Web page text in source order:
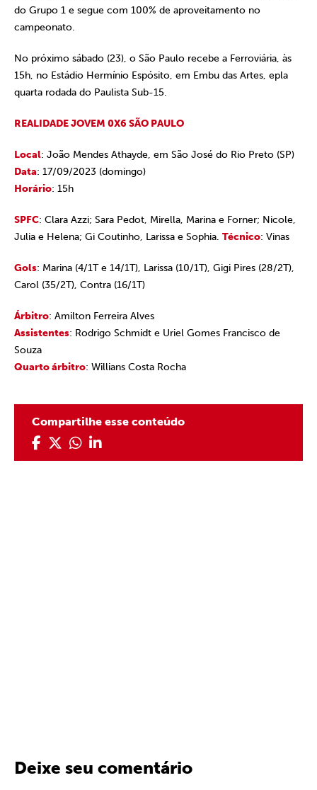
do Grupo 1 e segue com 100% de aproveitamento no
campeonato.
No próximo sábado (23), o São Paulo recebe a Ferroviária, às
15h, no Estádio Hermínio Espósito, em Embu das Artes, epla
quarta rodada do Paulista Sub-15.
REALIDADE JOVEM 0X6 SÃO PAULO
Local: João Mendes Athayde, em São José do Rio Preto (SP)
Data: 17/09/2023 (domingo)
Horário: 15h
SPFC: Clara Azzi; Sara Pedot, Mirella, Marina e Forner; Nicole,
Julia e Helena; Gi Coutinho, Larissa e Sophia. Técnico: Vinas
Gols: Marina (4/1T e 14/1T), Larissa (10/1T), Gigi Pires (28/2T),
Carol (35/2T), Contra (16/1T)
Árbitro: Amilton Ferreira Alves
Assistentes: Rodrigo Schmidt e Uriel Gomes Francisco de
Souza
Quarto árbitro: Willians Costa Rocha
Compartilhe esse conteúdo
Deixe seu comentário